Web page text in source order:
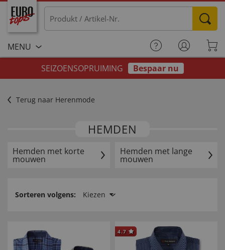
MENU
SEIZOENSOPRUIMING
Bespaar nu
Terug naar Herenmode
HEMDEN
Hemden met korte
mouwen
Hemden met lange
mouwen
Sorteren volgens: Kiezen
4.7